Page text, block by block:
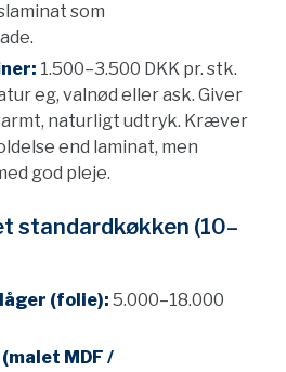
som
1.500–3.500 DKK pr. stk.
eg, valnød eller ask. Giver
naturligt udtryk. Kræver
end laminat, men
god pleje.
standardkøkken (10–
(folie): 5.000–18.000
MDF /